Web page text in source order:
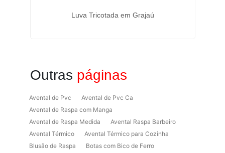
Luva Tricotada em Grajaú
Outras páginas
Avental de Pvc
Avental de Pvc Ca
Avental de Raspa com Manga
Avental de Raspa Medida
Avental Raspa Barbeiro
Avental Térmico
Avental Térmico para Cozinha
Blusão de Raspa
Botas com Bico de Ferro